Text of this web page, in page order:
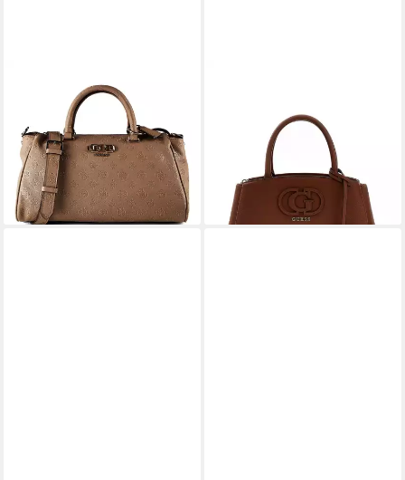
Henkeltasche Anise, Polyester
121,95 € UVP 155,00 €
-21%
lieferbar - in 2-3 Werktagen bei dir
Isola GIRLFRIEND TOTE
(Stück, 1-tlg., 1),
Logoschriftzug
145,00 €
lieferbar - in 3-4 Werktagen bei dir